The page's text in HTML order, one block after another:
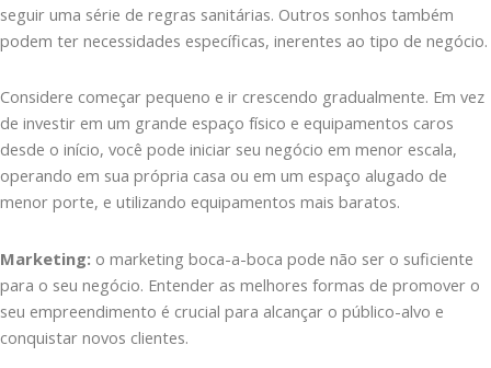
seguir uma série de regras sanitárias. Outros sonhos também
podem ter necessidades específicas, inerentes ao tipo de negócio.
Considere começar pequeno e ir crescendo gradualmente. Em vez
de investir em um grande espaço físico e equipamentos caros
desde o início, você pode iniciar seu negócio em menor escala,
operando em sua própria casa ou em um espaço alugado de
menor porte, e utilizando equipamentos mais baratos.
Marketing: o marketing boca-a-boca pode não ser o suficiente
para o seu negócio. Entender as melhores formas de promover o
seu empreendimento é crucial para alcançar o público-alvo e
conquistar novos clientes.